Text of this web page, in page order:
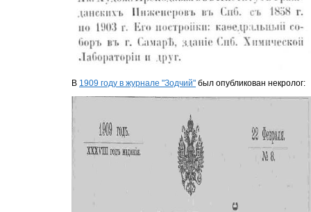
В 1909 году в журнале "Зодчий" был опубликован некролог: